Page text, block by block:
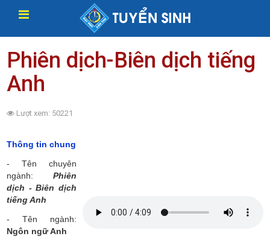
Phiên dịch-Biên dịch tiếng
Anh
Lượt xem: 50221
Thông tin chung
- Tên chuyên
ngành: Phiên
dịch - Biên dịch
tiếng Anh
-
Tên ngành:
Ngôn ngữ Anh